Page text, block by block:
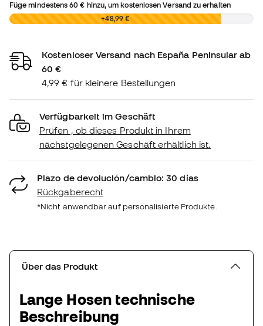
Füge mindestens60 € hinzu, um kostenlosen Versand zu erhalten
0,00 € +48,99 €
Kostenloser Versand nach España Peninsular ab
60 €
4,99 € für kleinere Bestellungen
Verfügbarkeit im Geschäft
Prüfen , ob dieses Produkt in Ihrem
nächstgelegenen Geschäft erhältlich ist.
Plazo de devolución/cambio: 30 días
Rückgaberecht
*Nicht anwendbar auf personalisierte Produkte.
Über das Produkt
Lange Hosen technische
Beschreibung